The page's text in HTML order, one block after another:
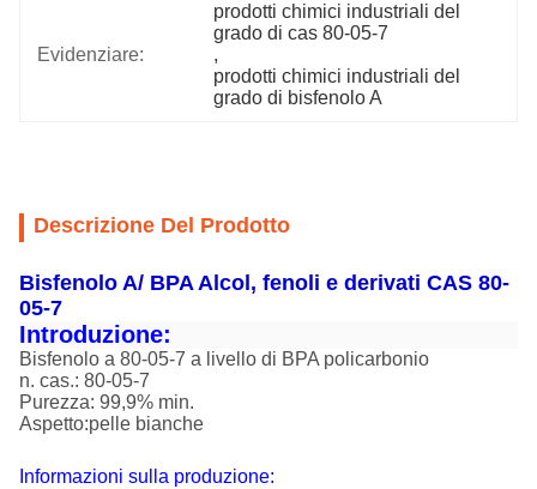
Evidenziare:
prodotti chimici industriali del
grado di cas 80-05-7
,
prodotti chimici industriali del
grado di bisfenolo A
Descrizione Del Prodotto
Bisfenolo A/ BPA Alcol, fenoli e derivati CAS 80-
05-7
Introduzione:
Bisfenolo a 80-05-7 a livello di BPA policarbonio
n. cas.: 80-05-7
Purezza: 99,9% min.
Aspetto:pelle bianche
Informazioni sulla produzione: